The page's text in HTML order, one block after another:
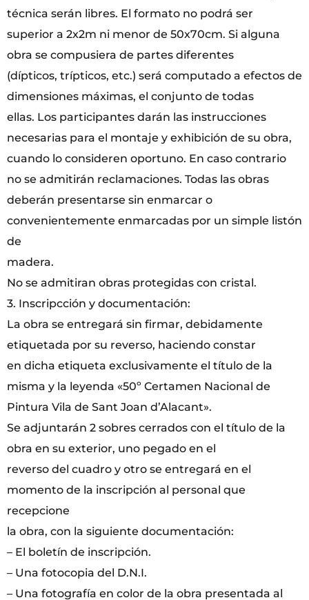
técnica serán libres. El formato no podrá ser
superior a 2x2m ni menor de 50x70cm. Si alguna
obra se compusiera de partes diferentes
(dípticos, trípticos, etc.) será computado a efectos de
dimensiones máximas, el conjunto de todas
ellas. Los participantes darán las instrucciones
necesarias para el montaje y exhibición de su obra,
cuando lo consideren oportuno. En caso contrario
no se admitirán reclamaciones. Todas las obras
deberán presentarse sin enmarcar o
convenientemente enmarcadas por un simple listón
de
madera.
No se admitiran obras protegidas con cristal.
3. Inscripcción y documentación:
La obra se entregará sin firmar, debidamente
etiquetada por su reverso, haciendo constar
en dicha etiqueta exclusivamente el título de la
misma y la leyenda «50º Certamen Nacional de
Pintura Vila de Sant Joan d’Alacant».
Se adjuntarán 2 sobres cerrados con el título de la
obra en su exterior, uno pegado en el
reverso del cuadro y otro se entregará en el
momento de la inscripción al personal que
recepcione
la obra, con la siguiente documentación:
– El boletín de inscripción.
– Una fotocopia del D.N.I.
– Una fotografía en color de la obra presentada al